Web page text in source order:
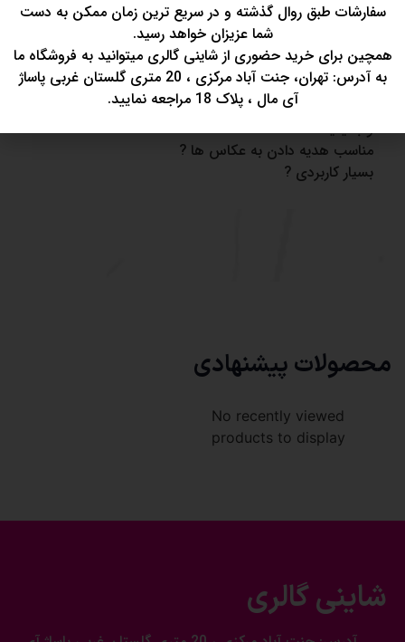
توضیحات نظرات (1)
دفتر نوبت دهی عکاسی مخصوص عکاس های عزیز?
۷۵ صفحه داره که تو هر صفحه جای ۱۵ تا اسم داره?سیمی
و باکیفیت ?
مناسب هدیه دادن به عکاس ها ?
بسیار کاربردی ?
محصولات پیشنهادی
No recently viewed
products to display
شاینی گالری
سفارشات طبق روال گذشته و در سریع ترین زمان ممکن به دست
شما عزیزان خواهد رسید.
همچین برای خرید حضوری از شاینی گالری میتوانید به فروشگاه ما
به آدرس: تهران، جنت آباد مرکزی ، 20 متری گلستان غربی پاساژ
آی مال ، پلاک 18 مراجعه نمایید.